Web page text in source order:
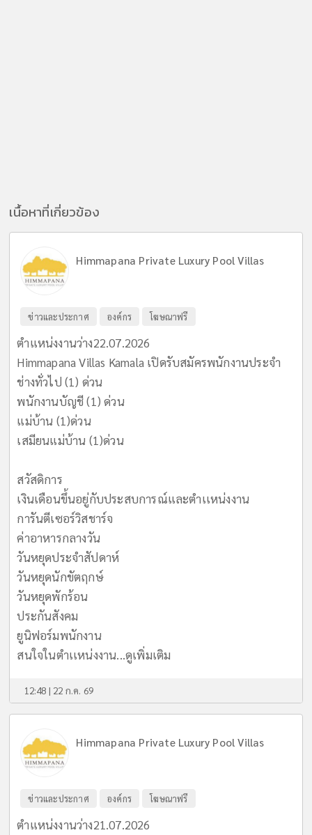
เนื้อหาที่เกี่ยวข้อง
Himmapana Private Luxury Pool Villas
ข่าวและประกาศ องค์กร โฆษณาฟรี
ตำแหน่งงานว่าง22.07.2026
Himmapana Villas Kamala เปิดรับสมัครพนักงานประจำ
ช่างทั่วไป (1) ด่วน
พนักงานบัญชี (1) ด่วน
แม่บ้าน (1)ด่วน
เสมียนแม่บ้าน (1)ด่วน
สวัสดิการ
เงินเดือนขึ้นอยู่กับประสบการณ์และตำเเหน่งงาน
การันตีเซอร์วิสชาร์จ
ค่าอาหารกลางวัน
วันหยุดประจำสัปดาห์
วันหยุดนักขัตฤกษ์
วันหยุดพักร้อน
ประกันสังคม
ยูนิฟอร์มพนักงาน
สนใจในตำเเหน่งงาน...ดูเพิ่มเติม
12:48 | 22 ก.ค. 69
Himmapana Private Luxury Pool Villas
ข่าวและประกาศ องค์กร โฆษณาฟรี
ตำแหน่งงานว่าง21.07.2026